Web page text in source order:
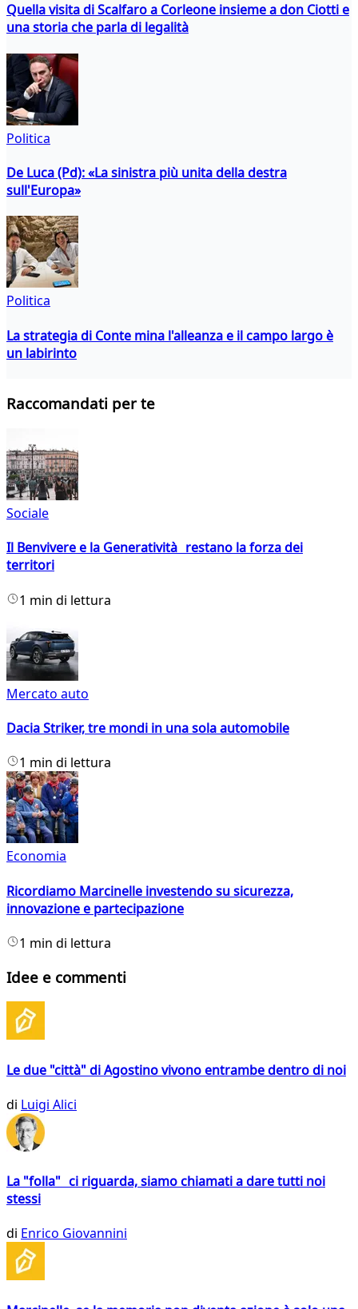
Quella visita di Scalfaro a Corleone insieme a don Ciotti e
una storia che parla di legalità
Politica
De Luca (Pd): «La sinistra più unita della destra
sull'Europa»
Politica
La strategia di Conte mina l'alleanza e il campo largo è
un labirinto
Raccomandati per te
Sociale
Il Benvivere e la Generatività restano la forza dei
territori
1 min di lettura
Mercato auto
Dacia Striker, tre mondi in una sola automobile
1 min di lettura
Economia
Ricordiamo Marcinelle investendo su sicurezza,
innovazione e partecipazione
1 min di lettura
Idee e commenti
Le due "città" di Agostino vivono entrambe dentro di noi
di Luigi Alici
La "folla" ci riguarda, siamo chiamati a dare tutti noi
stessi
di Enrico Giovannini